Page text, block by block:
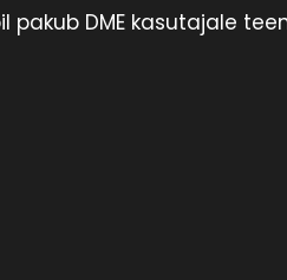
DME kasutajale